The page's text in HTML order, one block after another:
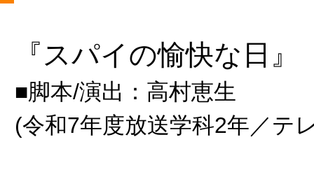
『スパイの愉快な日』
■脚本/演出：高村恵生
(令和7年度放送学科2年／テ